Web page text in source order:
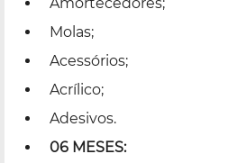
Molas;
Acessórios;
Acrílico;
Adesivos.
06 MESES: